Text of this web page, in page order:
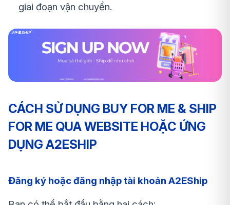
giai đoạn vận chuyển.
CÁCH SỬ DỤNG BUY FOR ME & SHIP
FOR ME QUA WEBSITE HOẶC ỨNG
DỤNG A2ESHIP
Đăng ký hoặc đăng nhập tài khoản A2EShip